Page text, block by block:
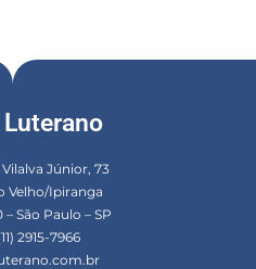
Júnior, 73
Velho/Ipiranga
São Paulo – SP
2915-7966